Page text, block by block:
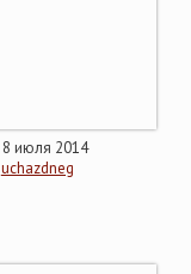
8 июля 2014
uchazdneg